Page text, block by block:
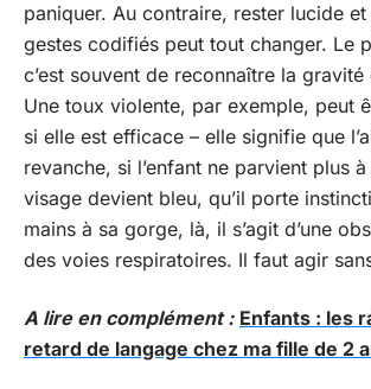
paniquer. Au contraire, rester lucide
gestes codifiés peut tout changer. Le
c’est souvent de reconnaître la gravité
Une toux violente, par exemple, peut
si elle est efficace – elle signifie que
revanche, si l’enfant ne parvient plus
visage devient bleu, qu’il porte
mains à sa gorge, là, il s’agit d’une
des voies respiratoires. Il faut agir
A lire en complément : Enfants : les
retard de langage chez ma fille de 2